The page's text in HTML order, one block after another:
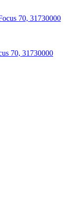
70, 31730000